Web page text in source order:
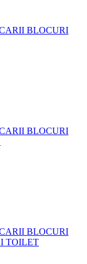
BLOCURI
BLOCURI
BLOCURI
TOILET